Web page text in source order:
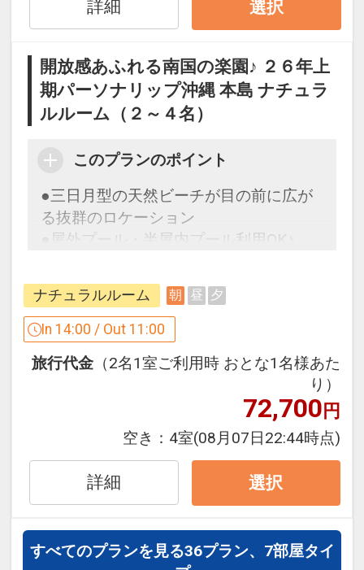
ン・氏名・人員・泊数の増減等の変更）
があった場合、早期申込割引は適用され
※割引適用後のご旅行代金は、カレンダ
ーからお進みいただいた後表示される
「空室照会結果確認画面」でご確認くだ
●滞在中屋外プールおよび半屋内プール
ご利用ＯＫ！
※屋外プールは４／１～１０／３１ご利
●朝食券をランチに利用できます
※曜日によっては利用できない日程やメ
ニューが限定となる場合もございます。
※詳しくはホテルにてご確認ください。
設定期間：2026年6月1日～2026年10月
インターネットコース番号：DP-1-
17504422
詳細 選択
開放感あふれる南国の楽園♪ ２６年上
期パーソナリップ沖縄 本島 ナチュラ
ルルーム（２～４名）
このプランのポイント
●三日月型の天然ビーチが目の前に広が
る抜群のロケーション
●屋外プール・半屋内プール利用OK♪
ホテルポイント
●滞在中屋外プールおよび半屋内プール
ご利用ＯＫ！
※曜日によっては利用できない日程やメ
ニューが限定となる場合もございます。
詳しくはホテルにてご確認ください。
※旅行代金に含まれます。
設定期間：2026年4月1日～2026年11月
ナチュラルルーム 朝 昼 夕
In 14:00 / Out 11:00
旅行代金 （2名1室ご利用時 おとな1名様あた
り）
72,700円
空き： 4室(08月07日22:44時点)
詳細 選択
すべてのプランを見る36プラン、7部屋タイ